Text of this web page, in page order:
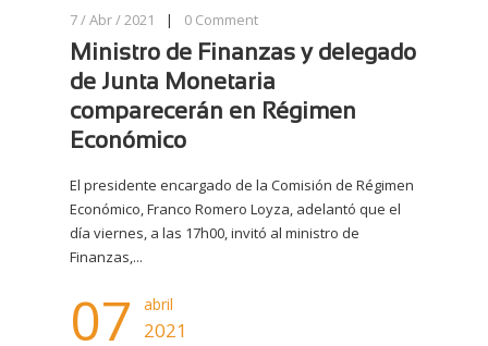
7 / Abr / 2021 | 0 Comment
Ministro de Finanzas y delegado
de Junta Monetaria
comparecerán en Régimen
Económico
El presidente encargado de la Comisión de Régimen
Económico, Franco Romero Loyza, adelantó que el
día viernes, a las 17h00, invitó al ministro de
Finanzas,...
07 abril
2021